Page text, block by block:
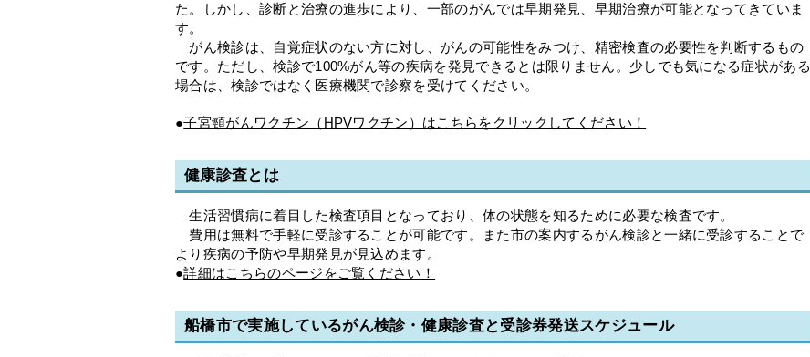
た。しかし、診断と治療の進歩により、一部のがんでは早期発見、早期治療が可能となってきていま
す。
がん検診は、自覚症状のない方に対し、がんの可能性をみつけ、精密検査の必要性を判断するもの
です。ただし、検診で100%がん等の疾病を発見できるとは限りません。少しでも気になる症状がある
場合は、検診ではなく医療機関で診察を受けてください。
●子宮頸がんワクチン（HPVワクチン）はこちらをクリックしてください！
健康診査とは
生活習慣病に着目した検査項目となっており、体の状態を知るために必要な検査です。
費用は無料で手軽に受診することが可能です。また市の案内するがん検診と一緒に受診することで
より疾病の予防や早期発見が見込めます。
●詳細はこちらのページをご覧ください！
船橋市で実施しているがん検診・健康診査と受診券発送スケジュール